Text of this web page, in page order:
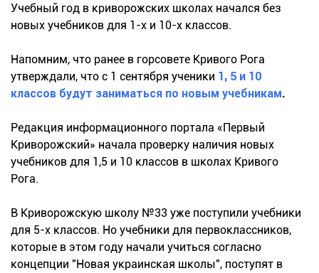
Учебный год в криворожских школах начался без
новых учебников для 1-х и 10-х классов.
Напомним, что ранее в горсовете Кривого Рога
утверждали, что с 1 сентября ученики 1, 5 и 10
классов будут заниматься по новым учебникам.
Редакция информационного портала «Первый
Криворожский» начала проверку наличия новых
учебников для 1,5 и 10 классов в школах Кривого
Рога.
В Криворожскую школу №33 уже поступили учебники
для 5-х классов. Но учебники для первоклассников,
которые в этом году начали учиться согласно
концепции "Новая украинская школы", поступят в